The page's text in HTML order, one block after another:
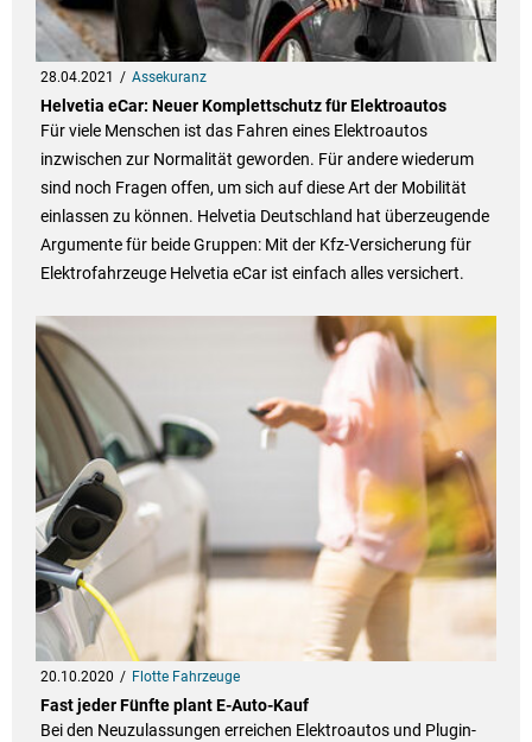
28.04.2021 Assekuranz
Helvetia eCar: Neuer Komplettschutz für Elektroautos
Für viele Menschen ist das Fahren eines Elektroautos
inzwischen zur Normalität geworden. Für andere wiederum
sind noch Fragen offen, um sich auf diese Art der Mobilität
einlassen zu können. Helvetia Deutschland hat überzeugende
Argumente für beide Gruppen: Mit der Kfz-Versicherung für
Elektrofahrzeuge Helvetia eCar ist einfach alles versichert.
20.10.2020 Flotte Fahrzeuge
Fast jeder Fünfte plant E-Auto-Kauf
Bei den Neuzulassungen erreichen Elektroautos und Plugin-